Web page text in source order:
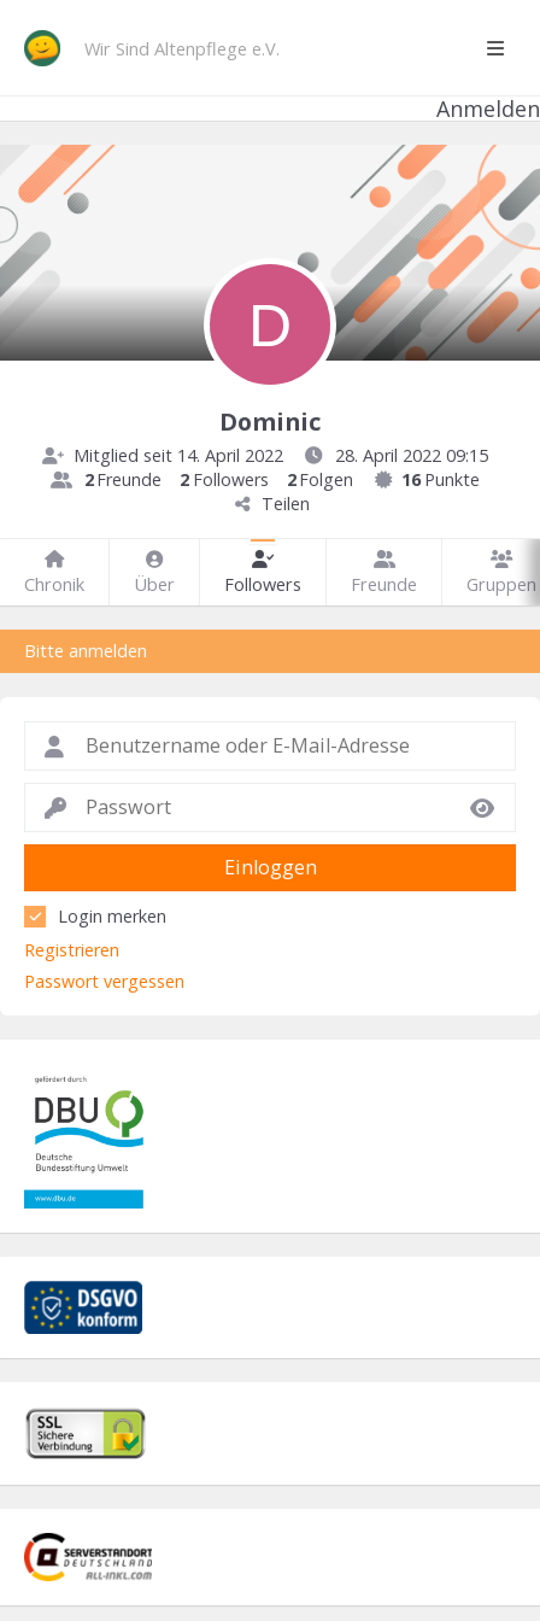
Wir Sind Altenpflege e.V.
Anmelden
Dominic
Mitglied seit 14. April 2022
28. April 2022 09:15
2Freunde 2 Followers 2Folgen 16 Punkte
Teilen
Chronik Über Followers Freunde Gruppen
Bitte anmelden
Einloggen
Login merken
Registrieren
Passwort vergessen